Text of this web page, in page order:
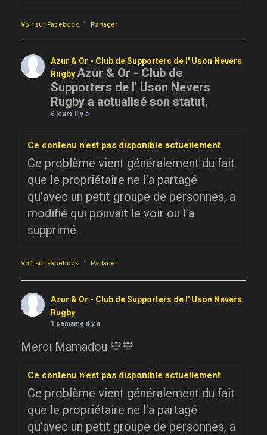
Voir sur Facebook · Partager
Azur & Or - Club de Supporters de l' Uson Nevers
RugbyAzur & Or - Club de
Supporters de l' Uson Nevers
Rugby a actualisé son statut.
6 jours il y a
Ce contenu n’est pas disponible actuellement
Ce problème vient généralement du fait
que le propriétaire ne l’a partagé
qu’avec un petit groupe de personnes, a
modifié qui pouvait le voir ou l’a
supprimé.
Voir sur Facebook · Partager
Azur & Or - Club de Supporters de l' Uson Nevers
Rugby
1 semaine il y a
Merci Mamadou 💛💙
Ce contenu n’est pas disponible actuellement
Ce problème vient généralement du fait
que le propriétaire ne l’a partagé
qu’avec un petit groupe de personnes, a